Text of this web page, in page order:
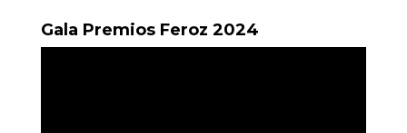
Gala Premios Feroz 2024